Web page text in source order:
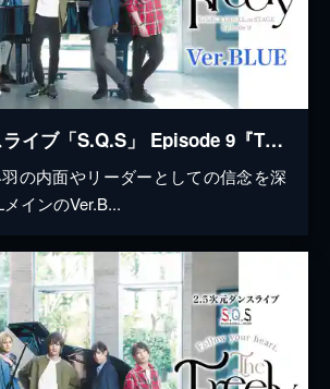
2.5次元ダンスライブ「S.Q.S」 Episode 9『The Freely』Ver.BLUE
の内面やリーダーとしての信念を深
インのVer.B...